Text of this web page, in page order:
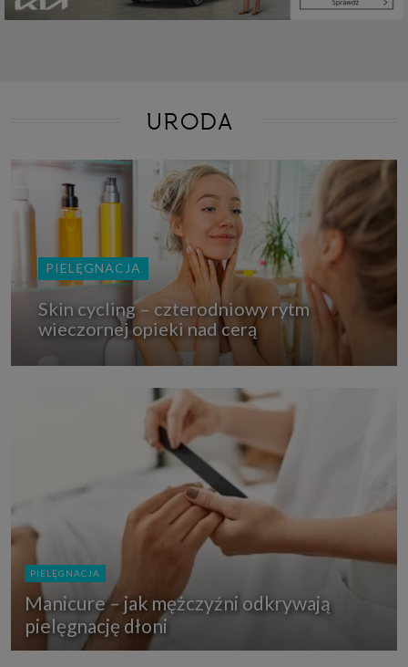
URODA
PIELĘGNACJA
Skin cycling – czterodniowy rytm
wieczornej opieki nad cerą
PIELĘGNACJA
Manicure – jak mężczyźni odkrywają
pielęgnację dłoni